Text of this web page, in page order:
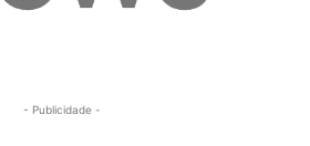
- Publicidade -